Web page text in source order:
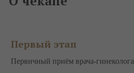
Первый этап
Первичный приём врача-гинеколога